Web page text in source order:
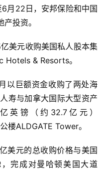
月22日，安邦保险和中国
投资。
美元收购美国私人股本集
Hotels & Resorts。
以巨额资金收购了两处海
寿与加拿大国际大型资产
英镑（约32.7亿元）
楼ALDGATE Tower。
美元的总收购价格与美国
完成对曼哈顿美国大道